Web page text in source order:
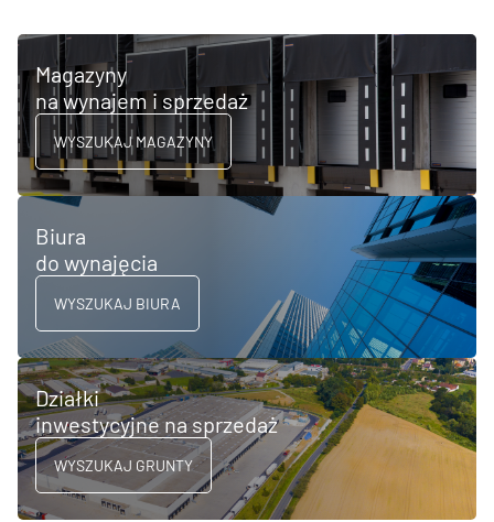
Magazyny
na wynajem i sprzedaż
WYSZUKAJ MAGAZYNY
Biura
do wynajęcia
WYSZUKAJ BIURA
Działki
inwestycyjne na sprzedaż
WYSZUKAJ GRUNTY